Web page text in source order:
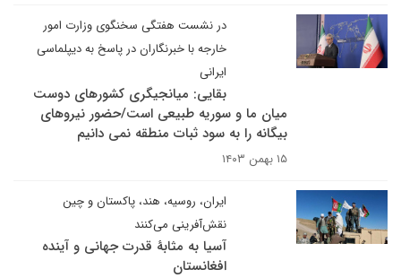
در نشست هفتگی سخنگوی وزارت امور
خارجه با خبرنگاران در پاسخ به دیپلماسی
ایرانی
بقایی: میانجیگری کشورهای دوست
میان ما و سوریه طبیعی است/حضور نیروهای
بیگانه را به سود ثبات منطقه نمی دانیم
۱۵ بهمن ۱۴۰۳
ایران، روسیه، هند، پاکستان و چین
نقش‌آفرینی می‌کنند
آسیا به مثابۀ قدرت جهانی و آینده
افغانستان